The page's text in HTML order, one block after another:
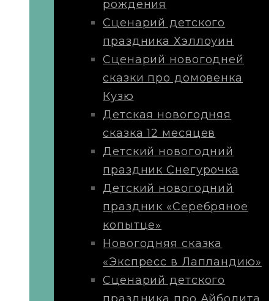
рождения
Сценарий детского
праздника Хэллоуин
Сценарий новогодней
сказки про домовенка
Кузю
Детская новогодняя
сказка 12 месяцев
Детский новогодний
праздник Снегурочка
Детский новогодний
праздник «Серебряное
копытце»
Новогодняя сказка
«Экспресс в Лапландию»
Сценарий детского